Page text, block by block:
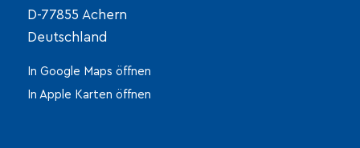
D-77855 Achern
Deutschland
In Google Maps öffnen
In Apple Karten öffnen